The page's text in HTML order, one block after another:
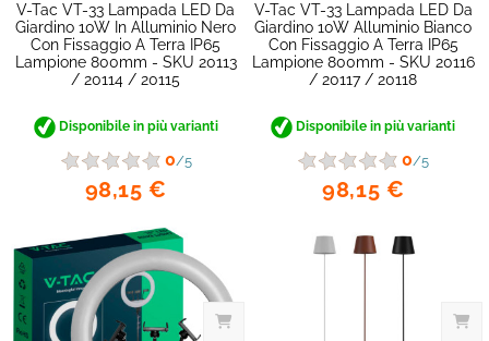
V-Tac VT-33 Lampada LED Da
Giardino 10W In Alluminio Nero
Con Fissaggio A Terra IP65
Lampione 800mm - SKU 20113
/ 20114 / 20115
Disponibile in più varianti
0/5
98,15 €
favorite_border
V-Tac VT-33 Lampada LED Da
Giardino 10W Alluminio Bianco
Con Fissaggio A Terra IP65
Lampione 800mm - SKU 20116
/ 20117 / 20118
Disponibile in più varianti
0/5
98,15 €